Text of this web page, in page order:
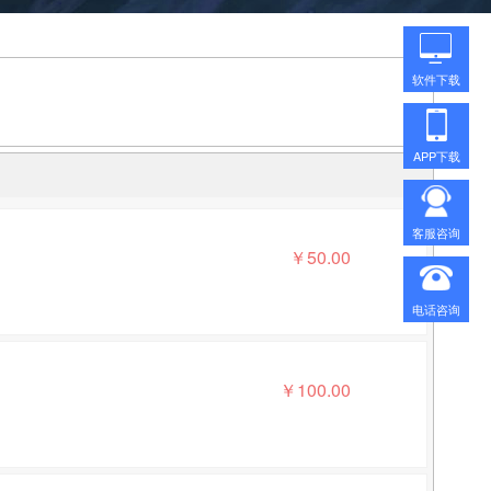
￥50.00
￥100.00
软件下载
APP下载
客服咨询
电话咨询